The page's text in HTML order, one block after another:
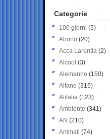
Categorie
100 giorni (5)
Aborto (20)
Acca Larentia (2)
Alcool (3)
Alemanno (150)
Alfano (315)
Alitalia (123)
Ambiente (341)
AN (210)
Animali (74)